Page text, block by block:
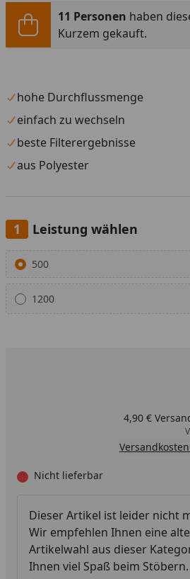
11 Personen haben
Kurzem gekauft.
hohe Durchflussmenge
einfach zu wechseln
beste Filterergebnisse
aus Polyester
Leistung wählen
Alle anzeigen (2)
500
1200
4,90 €
Nicht lieferbar
Dieser Artikel ist leider nicht
Wir empfehlen Ihnen eine
Artikelwahl aus dieser
Ihnen viel Spaß beim Stöbern.